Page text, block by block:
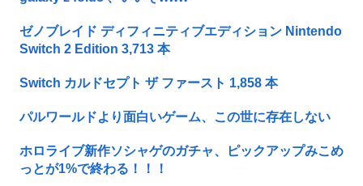
ゼノブレイド ディフィニティブエディション Nintendo
Switch 2 Edition 3,713 本
Switch カルドセプト ザ ファースト 1,858 本
パルワールドより面白いゲーム、この世に存在しない
ホロライブ新作ソシャゲのガチャ、ピックアップみこめ
っとが1%で終わる！！！